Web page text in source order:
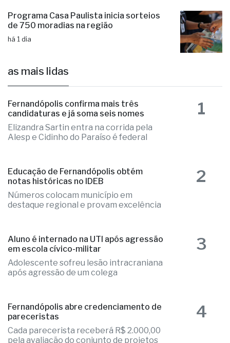
Programa Casa Paulista inicia sorteios
de 750 moradias na região
há 1 dia
as mais lidas
Fernandópolis confirma mais três
candidaturas e já soma seis nomes
Elizandra Sartin entra na corrida pela
Alesp e Cidinho do Paraíso é federal
1
Educação de Fernandópolis obtém
notas históricas no IDEB
Números colocam município em
destaque regional e provam excelência
2
Aluno é internado na UTI após agressão
em escola cívico-militar
Adolescente sofreu lesão intracraniana
após agressão de um colega
3
Fernandópolis abre credenciamento de
pareceristas
Cada parecerista receberá R$ 2.000,00
pela avaliação do conjunto de projetos
4